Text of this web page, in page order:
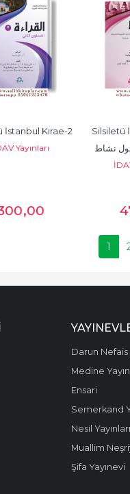
İstanbul Kırae-2
Yayınları
,00
Silsiletü
نشاط
1
Medine
Ensari
Semerkand
Nesil Yayınları
Muallim
Şifa Yayınevi